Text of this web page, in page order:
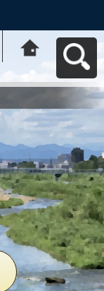
動応援ｻｲﾄ はち
コミねっとへ戻